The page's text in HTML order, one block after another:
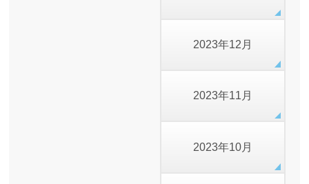
2023年12月
2023年11月
2023年10月